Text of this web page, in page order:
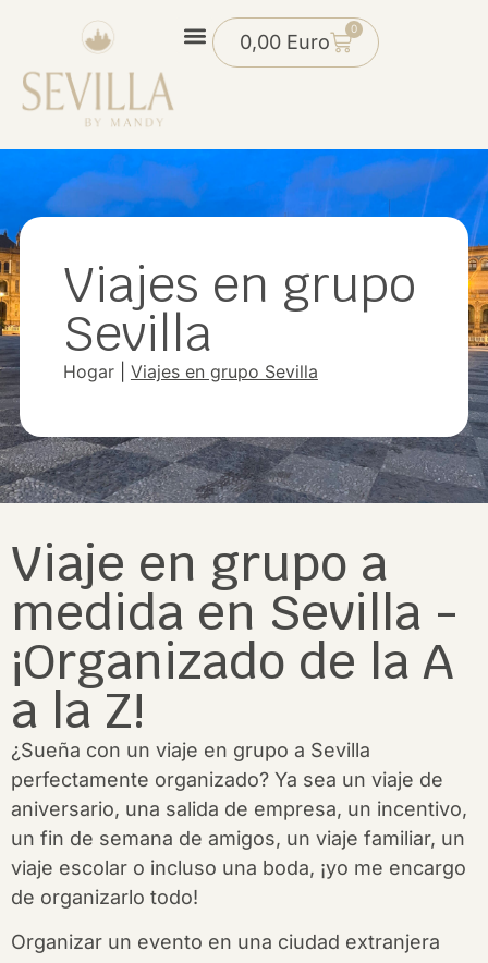
0,00 Euro
0
Viajes en grupo
Sevilla
Hogar| Viajes en grupo Sevilla
Viaje en grupo a
medida en Sevilla -
¡Organizado de la A
a la Z!
¿Sueña con un viaje en grupo a Sevilla
perfectamente organizado? Ya sea un viaje de
aniversario, una salida de empresa, un incentivo,
un fin de semana de amigos, un viaje familiar, un
viaje escolar o incluso una boda, ¡yo me encargo
de organizarlo todo!
Organizar un evento en una ciudad extranjera